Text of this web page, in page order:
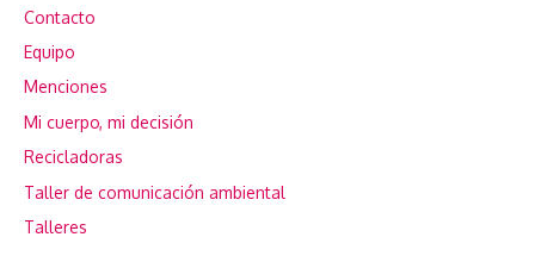
Contacto
Equipo
Menciones
Mi cuerpo, mi decisión
Recicladoras
Taller de comunicación ambiental
Talleres